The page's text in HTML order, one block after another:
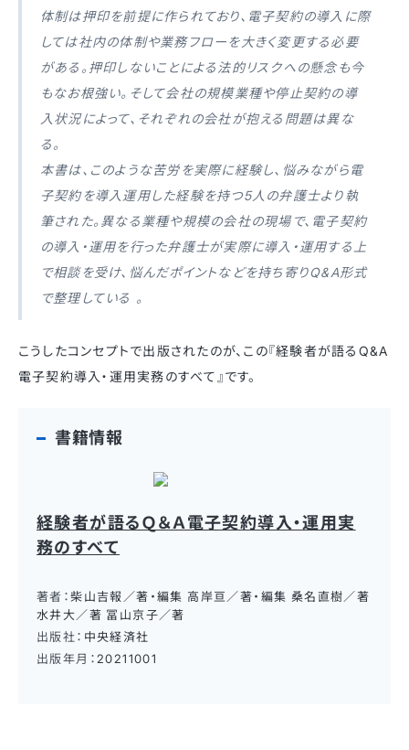
体制は押印を前提に作られており、電子契約の導入に際
しては社内の体制や業務フローを大きく変更する必要
がある。押印しないことによる法的リスクへの懸念も今
もなお根強い。そして会社の規模業種や停止契約の導
入状況によって、それぞれの会社が抱える問題は異な
る。
本書は、このような苦労を実際に経験し、悩みながら電
子契約を導入運用した経験を持つ5人の弁護士より執
筆された。異なる業種や規模の会社の現場で、電子契約
の導入・運用を行った弁護士が実際に導入・運用する上
で相談を受け、悩んだポイントなどを持ち寄りQ&A形式
で整理している 。
こうしたコンセプトで出版されたのが、この『経験者が語るQ&A
電子契約導入・運用実務のすべて』です。
書籍情報
経験者が語るＱ＆Ａ電子契約導入・運用実
務のすべて
著者：柴山吉報／著・編集 高岸亘／著・編集 桑名直樹／著
水井大／著 冨山京子／著
出版社： 中央経済社
出版年月：20211001